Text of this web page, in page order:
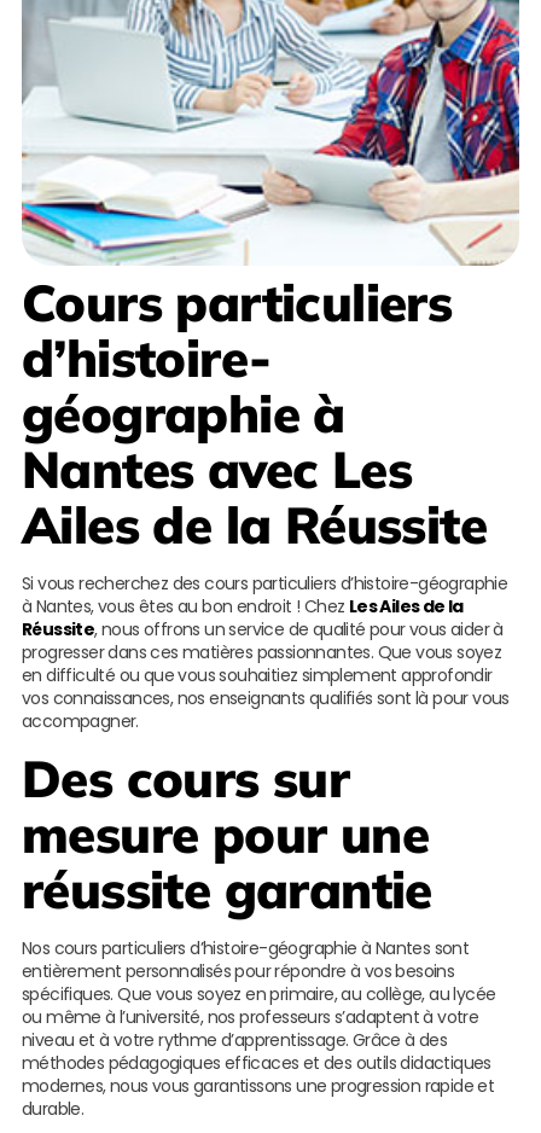
Cours particuliers
d’histoire-
géographie à
Nantesavec Les
Ailes de la Réussite
Si vous recherchez des cours particuliers d’histoire-géographie
à Nantes, vous êtes au bon endroit ! Chez Les Ailes de la
Réussite, nous offrons un service de qualité pour vous aider à
progresser dans ces matières passionnantes. Que vous soyez
en difficulté ou que vous souhaitiez simplement approfondir
vos connaissances, nos enseignants qualifiés sont là pour vous
accompagner.
Des cours sur
mesure pour une
réussite garantie
Nos cours particuliers d’histoire-géographie à Nantes sont
entièrement personnalisés pour répondre à vos besoins
spécifiques. Que vous soyez en primaire, au collège, au lycée
ou même à l’université, nos professeurs s’adaptent à votre
niveau et à votre rythme d’apprentissage. Grâce à des
méthodes pédagogiques efficaces et des outils didactiques
modernes, nous vous garantissons une progression rapide et
durable.